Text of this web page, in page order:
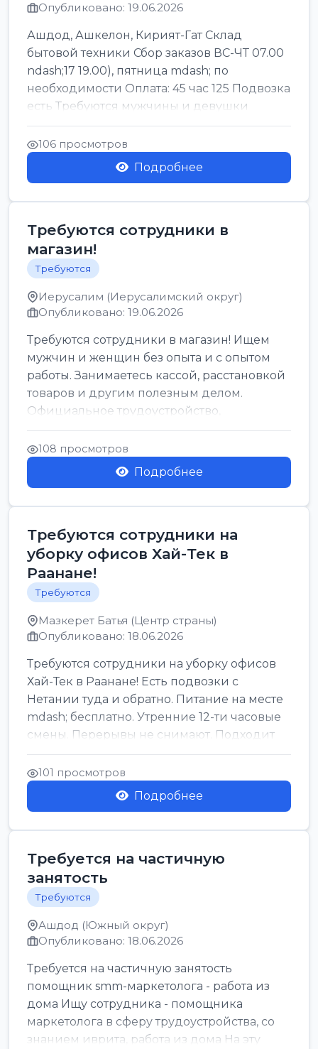
Опубликовано: 19.06.2026
Ашдод, Ашкелон, Кирият-Гат Склад
бытовой техники Сбор заказов ВС-ЧТ 07.00
ndash;17 19.00), пятница mdash; по
необходимости Оплата: 45 час 125 Подвозка
есть Требуются мужчины и девушки
Только официальн...
106 просмотров
Подробнее
Требуются сотрудники в
магазин!
Требуются
Иерусалим (Иерусалимский округ)
Опубликовано: 19.06.2026
Требуются сотрудники в магазин! Ищем
мужчин и женщин без опыта и с опытом
работы. Занимаетесь кассой, расстановкой
товаров и другим полезным делом.
Официальное трудоустройство,
стабильная зарплата от ...
108 просмотров
Подробнее
Требуются сотрудники на
уборку офисов Хай-Тек в
Раанане!
Требуются
Мазкерет Батья (Центр страны)
Опубликовано: 18.06.2026
Требуются сотрудники на уборку офисов
Хай-Тек в Раанане! Есть подвозки с
Нетании туда и обратно. Питание на месте
mdash; бесплатно. Утренние 12-ти часовые
смены. Перерывы не снимают. Подходит
для всех...
101 просмотров
Подробнее
Требуется на частичную
занятость
Требуются
Ашдод (Южный округ)
Опубликовано: 18.06.2026
Требуется на частичную занятость
помощник smm-маркетолога - работа из
дома Ищу сотрудника - помощника
маркетолога в сферу трудоустройства, со
знанием иврита, работа из дома На эту